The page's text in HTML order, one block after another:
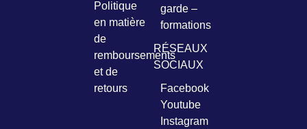
Politique
en matière
de
remboursements
et de
retours
garde –
formations
RÉSEAUX
SOCIAUX
Facebook
Youtube
Instagram